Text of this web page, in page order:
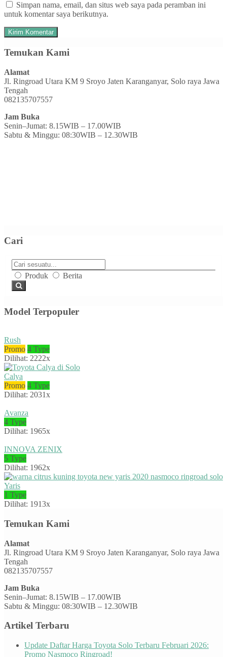
Simpan nama, email, dan situs web saya pada peramban ini
untuk komentar saya berikutnya.
Temukan Kami
Alamat
Jl. Ringroad Utara KM 9 Sroyo Jaten Karanganyar, Solo raya Jawa
Tengah
082135707557
Jam Buka
Senin–Jumat: 8.15WIB – 17.00WIB
Sabtu & Minggu: 08:30WIB – 12.30WIB
Cari
Produk Berita
Model Terpopuler
Rush
Promo 4 Type
Dilihat: 2222x
Calya
Promo 4 Type
Dilihat: 2031x
Avanza
4 Type
Dilihat: 1965x
INNOVA ZENIX
5 Type
Dilihat: 1962x
Yaris
1 Type
Dilihat: 1913x
Temukan Kami
Alamat
Jl. Ringroad Utara KM 9 Sroyo Jaten Karanganyar, Solo raya Jawa
Tengah
082135707557
Jam Buka
Senin–Jumat: 8.15WIB – 17.00WIB
Sabtu & Minggu: 08:30WIB – 12.30WIB
Artikel Terbaru
Update Daftar Harga Toyota Solo Terbaru Februari 2026:
Promo Nasmoco Ringroad!